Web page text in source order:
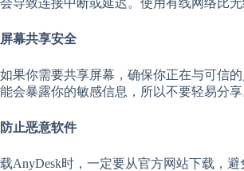
会导致连接中断或延迟。使用有线网络比无
屏幕共享安全
如果你需要共享屏幕，确保你正在与可信
能会暴露你的敏感信息，所以不要轻易分享
防止恶意软件
载AnyDesk时，一定要从官方网站下载，避